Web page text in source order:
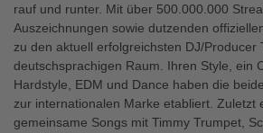
rauf und runter. Mit über 500.000.000
Auszeichnungen sowie dutzenden
zu den aktuell erfolgreichsten DJ/Producer
deutschsprachigen Raum. Ihren Style, ein
Hardstyle, EDM und Dance haben die
zur internationalen Marke etabliert. Zuletzt
gemeinsame Songs mit Timmy Trumpet,